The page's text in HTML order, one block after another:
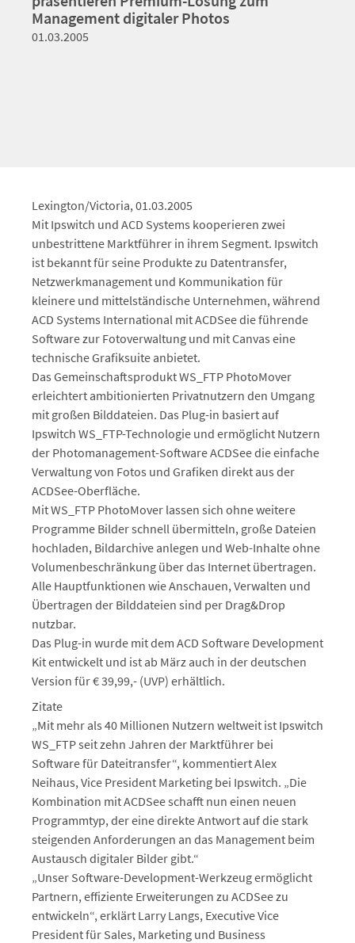
Management digitaler Photos
01.03.2005
Lexington/Victoria, 01.03.2005
Mit Ipswitch und ACD Systems kooperieren zwei
unbestrittene Marktführer in ihrem Segment. Ipswitch
ist bekannt für seine Produkte zu Datentransfer,
Netzwerkmanagement und Kommunikation für
kleinere und mittelständische Unternehmen, während
ACD Systems International mit ACDSee die führende
Software zur Fotoverwaltung und mit Canvas eine
technische Grafiksuite anbietet.
Das Gemeinschaftsprodukt WS_FTP PhotoMover
erleichtert ambitionierten Privatnutzern den Umgang
mit großen Bilddateien. Das Plug-in basiert auf
Ipswitch WS_FTP-Technologie und ermöglicht Nutzern
der Photomanagement-Software ACDSee die einfache
Verwaltung von Fotos und Grafiken direkt aus der
ACDSee-Oberfläche.
Mit WS_FTP PhotoMover lassen sich ohne weitere
Programme Bilder schnell übermitteln, große Dateien
hochladen, Bildarchive anlegen und Web-Inhalte ohne
Volumenbeschränkung über das Internet übertragen.
Alle Hauptfunktionen wie Anschauen, Verwalten und
Übertragen der Bilddateien sind per Drag&Drop
nutzbar.
Das Plug-in wurde mit dem ACD Software Development
Kit entwickelt und ist ab März auch in der deutschen
Version für € 39,99,- (UVP) erhältlich.
Zitate
„Mit mehr als 40 Millionen Nutzern weltweit ist Ipswitch
WS_FTP seit zehn Jahren der Marktführer bei
Software für Dateitransfer“, kommentiert Alex
Neihaus, Vice President Marketing bei Ipswitch. „Die
Kombination mit ACDSee schafft nun einen neuen
Programmtyp, der eine direkte Antwort auf die stark
steigenden Anforderungen an das Management beim
Austausch digitaler Bilder gibt.“
„Unser Software-Development-Werkzeug ermöglicht
Partnern, effiziente Erweiterungen zu ACDSee zu
entwickeln“, erklärt Larry Langs, Executive Vice
President für Sales, Marketing und Business